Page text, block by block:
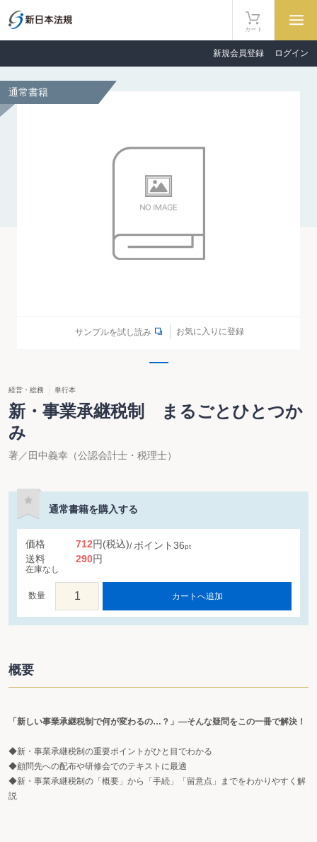
新規会員登録 ログイン
カート
通常書籍
サンプルを試し読み お気に入りに登録
経営・総務 単行本
新・事業承継税制 まるごとひとつか
み
著／田中義幸（公認会計士・税理士）
通常書籍を購入する
価格 712円(税込) ポイント36pt
送料 290円
在庫なし
数量 カートへ追加
概要
「新しい事業承継税制で何が変わるの…？」―そんな疑問をこの一冊で解決！
◆新・事業承継税制の重要ポイントがひと目でわかる
◆顧問先への配布や研修会でのテキストに最適
◆新・事業承継税制の「概要」から「手続」「留意点」までをわかりやすく解
説